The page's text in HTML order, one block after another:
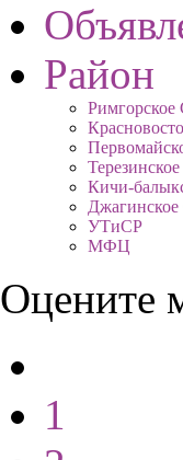
Район
Кичи-
УТиСР
МФЦ
Оцените
1